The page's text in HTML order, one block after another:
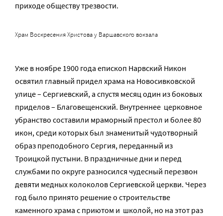
приходе обществу трезвости.
Храм Воскресения Христова у Варшавского вокзала
Уже в ноябре 1900 года епископ Нарвский Никон
освятил главный придел храма на Новосивковской
улице – Сергиевский, а спустя месяц один из боковых
приделов – Благовещенский. Внутреннее церковное
убранство составили мраморный престол и более 80
икон, среди которых был знаменитый чудотворный
образ преподобного Сергия, переданный из
Троицкой пустыни. В праздничные дни и перед
службами по округе разносился чудесный перезвон
девяти медных колоколов Сергиевской церкви. Через
год было принято решение о строительстве
каменного храма с приютом и школой, но на этот раз